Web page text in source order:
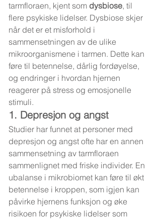
tarmfloraen, kjent som dysbiose, til
flere psykiske lidelser. Dysbiose skjer
når det er et misforhold i
sammensetningen av de ulike
mikroorganismene i tarmen. Dette kan
føre til betennelse, dårlig fordøyelse,
og endringer i hvordan hjernen
reagerer på stress og emosjonelle
stimuli.
1. Depresjon og angst
Studier har funnet at personer med
depresjon og angst ofte har en annen
sammensetning av tarmfloraen
sammenlignet med friske individer. En
ubalanse i mikrobiomet kan føre til økt
betennelse i kroppen, som igjen kan
påvirke hjernens funksjon og øke
risikoen for psykiske lidelser som